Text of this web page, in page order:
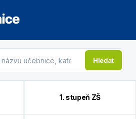
Hledat
1. stupeň ZŠ